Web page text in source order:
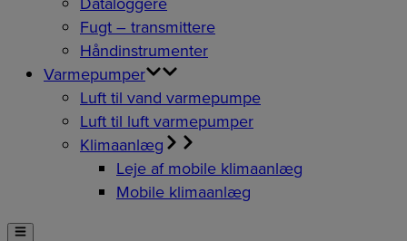
Fugt – transmittere
Håndinstrumenter
Varmepumper
Luft til vand varmepumpe
Luft til luft varmepumper
Klimaanlæg
Leje af mobile klimaanlæg
Mobile klimaanlæg